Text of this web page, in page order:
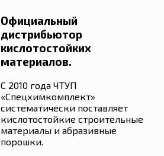
Официальный
дистрибьютор
кислотостойких
материалов.
С 2010 года ЧТУП
«Спецхимкомплект»
систематически поставляет
кислотостойкие строительные
материалы и абразивные
порошки.